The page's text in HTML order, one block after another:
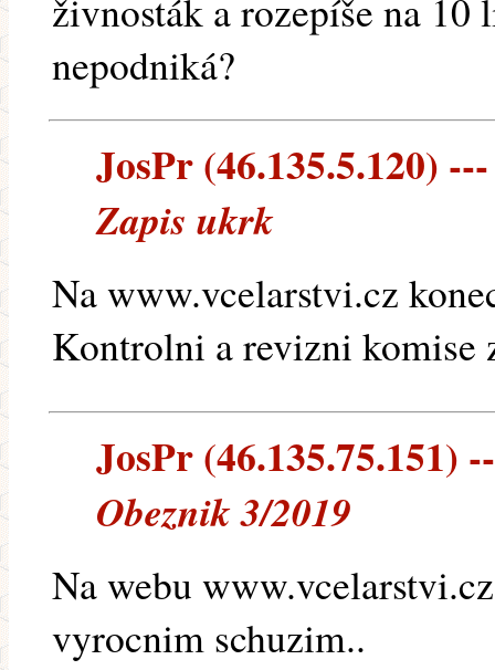
živnosták a rozepíše na
nepodniká?
JosPr (46.135.5.120)
Zapis ukrk
Na www.vcelarstvi.cz
Kontrolni a revizni komise
JosPr (46.135.75.151)
Obeznik 3/2019
Na webu
vyrocnim schuzim..